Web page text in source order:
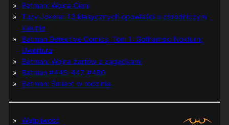
Batman: Wojna Cieni
Tuzy Jokera: 13 klasycznych opowieści o zbrodniczym
klaunie
Batman Detective Comics, Tom 1: Gothamski Nokturn:
Uwertura
Batman: Wojna żartów z zagadkami
Batman #445-447, #480
Batman: Śmierć w rodzinie
Wątpliwość